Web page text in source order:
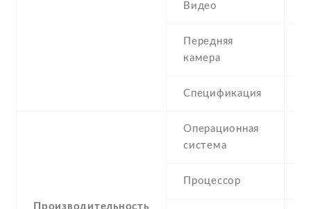
Видео
Передняя
камера
Спецификация
Производительность
Операционная
система
Процессор